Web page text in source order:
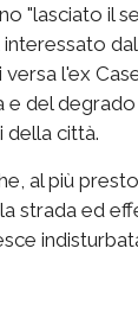
"lasciato il
interessato
versa l'ex
e del
città.
al più
strada ed